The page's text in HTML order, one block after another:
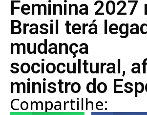
Feminina 2027
Brasil terá
mudança
sociocultural,
ministro do
Compartilhe: